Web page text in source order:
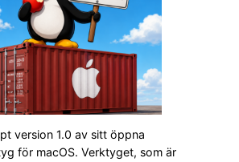
version 1.0 av sitt öppna
för macOS. Verktyget, som är